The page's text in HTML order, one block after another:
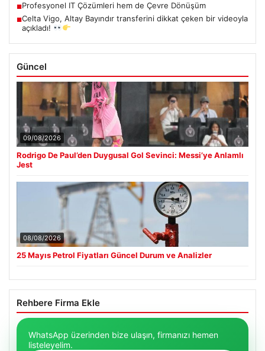
■Profesyonel IT Çözümleri hem de Çevre Dönüşüm
■Celta Vigo, Altay Bayındır transferini dikkat çeken bir videoyla
açıkladı!
Güncel
09/08/2026
Rodrigo De Paul’den Duygusal Gol Sevinci: Messi’ye Anlamlı
Jest
08/08/2026
25 Mayıs Petrol Fiyatları Güncel Durum ve Analizler
Rehbere Firma Ekle
WhatsApp üzerinden bize ulaşın, firmanızı hemen
listeleyelim.